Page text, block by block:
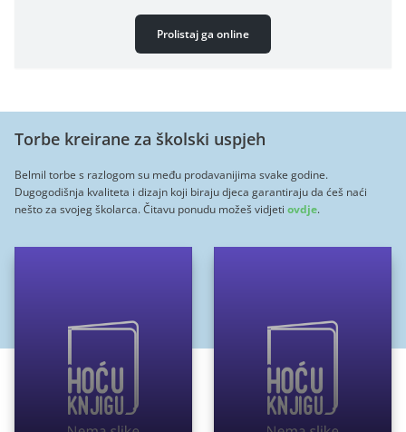
Prolistaj ga online
Torbe kreirane za školski uspjeh
Belmil torbe s razlogom su među prodavanijima svake godine.
Dugogodišnja kvaliteta i dizajn koji biraju djeca garantiraju da ćeš naći
nešto za svojeg školarca. Čitavu ponudu možeš vidjeti ovdje.